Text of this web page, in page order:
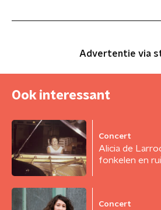
Advertentie via
Ook interessant
Concert
Alicia de
fonkelen en
Concert